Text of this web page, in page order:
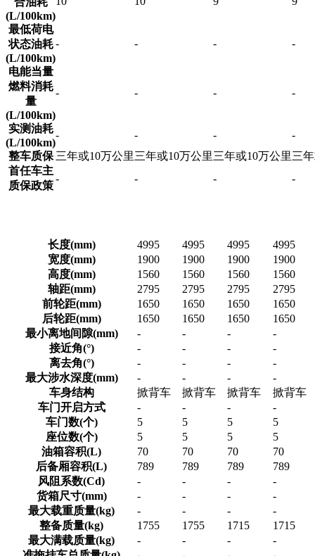
(L/100km)
最低荷电
状态油耗
(L/100km)
- - - -
电能当量
燃料消耗
量
(L/100km)
- - - -
实测油耗
(L/100km)
- - -
-
整车质保 三年或10万公里三年或10万公里三年或10万公里三
首任车主
质保政策
- - - -
长度(mm) 4995 4995 4995
4995
宽度(mm)
1900 1900 1900
1900
高度(mm)
1560 1560 1560
1560
轴距(mm)
2795 2795 2795
2795
前轮距(mm)
1650 1650 1650
1650
后轮距(mm)
1650 1650 1650
1650
最小离地间隙(mm)
- - -
-
接近角(°)
- - -
-
离去角(°)
- - -
-
最大涉水深度(mm)
- - -
-
车身结构
掀背车 掀背车 掀背车
掀背车
车门开启方式
- - -
-
车门数(个)
5 5 5
5
座位数(个)
5 5 5
5
油箱容积(L)
70 70 70
70
后备厢容积(L)
789 789 789
789
风阻系数(Cd)
- - -
-
货箱尺寸(mm)
- - -
-
最大载重质量(kg)
- - -
-
整备质量(kg)
1755 1755 1715
1715
最大满载质量(kg)
- - -
-